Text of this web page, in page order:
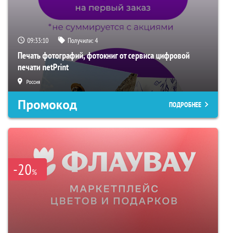
09:33:09 Получили:4
Печать фотографий, фотокниг от сервиса цифровой
печати netPrint
Россия
Промокод ПОДРОБНЕЕ
-20%